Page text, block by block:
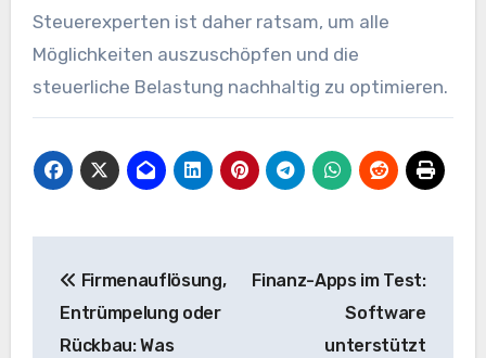
Steuerexperten ist daher ratsam, um alle
Möglichkeiten auszuschöpfen und die
steuerliche Belastung nachhaltig zu optimieren.
Firmenauflösung,
Entrümpelung oder
Rückbau: Was
Finanz-Apps im Test:
Software
unterstützt